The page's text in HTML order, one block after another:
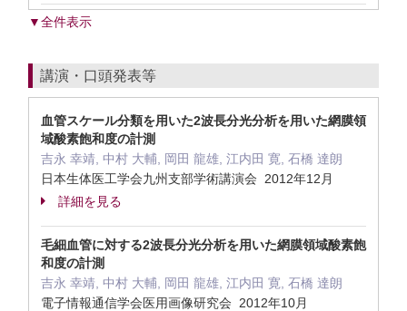
▼全件表示
講演・口頭発表等
血管スケール分類を用いた2波長分光分析を用いた網膜領
域酸素飽和度の計測
吉永 幸靖, 中村 大輔, 岡田 龍雄, 江内田 寛, 石橋 達朗
日本生体医工学会九州支部学術講演会 2012年12月
詳細を見る
毛細血管に対する2波長分光分析を用いた網膜領域酸素飽
和度の計測
吉永 幸靖, 中村 大輔, 岡田 龍雄, 江内田 寛, 石橋 達朗
電子情報通信学会医用画像研究会 2012年10月